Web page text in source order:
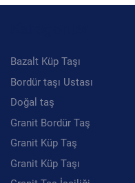
Bazalt Küp Taşı
Bordür taşı Ustası
Doğal taş
Granit Bordür Taş
Granit Küp Taş
Granit Küp Taşı